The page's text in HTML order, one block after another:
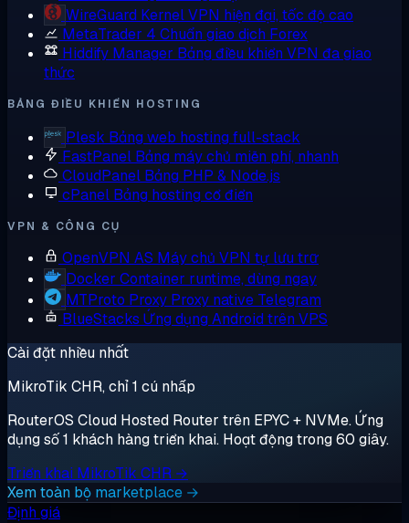
WireGuard Kernel VPN hiện đại, tốc độ cao
MetaTrader 4 Chuẩn giao dịch Forex
Hiddify Manager Bảng điều khiển VPN đa giao
thức
BẢNG ĐIỀU KHIỂN HOSTING
Plesk Bảng web hosting full-stack
FastPanel Bảng máy chủ miễn phí, nhanh
CloudPanel Bảng PHP & Node.js
cPanel Bảng hosting cổ điển
VPN & CÔNG CỤ
OpenVPN AS Máy chủ VPN tự lưu trữ
Docker Container runtime, dùng ngay
MTProto Proxy Proxy native Telegram
BlueStacks Ứng dụng Android trên VPS
Cài đặt nhiều nhất
MikroTik CHR, chỉ 1 cú nhấp
RouterOS Cloud Hosted Router trên EPYC + NVMe. Ứng
dụng số 1 khách hàng triển khai. Hoạt động trong 60 giây.
Triển khai MikroTik CHR →
Xem toàn bộ marketplace →
Định giá